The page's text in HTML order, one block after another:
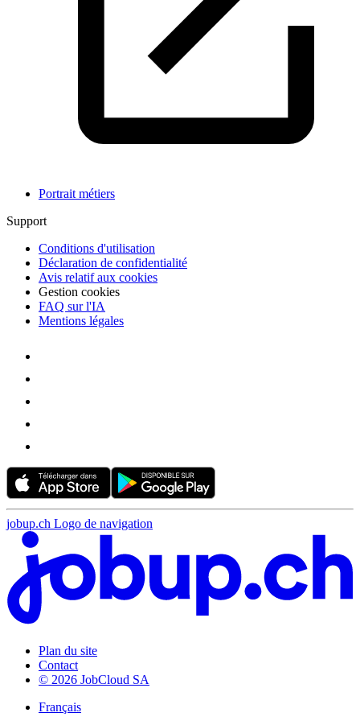
Portrait métiers
Support
Conditions d'utilisation
Déclaration de confidentialité
Avis relatif aux cookies
Gestion cookies
FAQ sur l'IA
Mentions légales
jobup.ch Logo de navigation
Plan du site
Contact
© 2026 JobCloud SA
Français